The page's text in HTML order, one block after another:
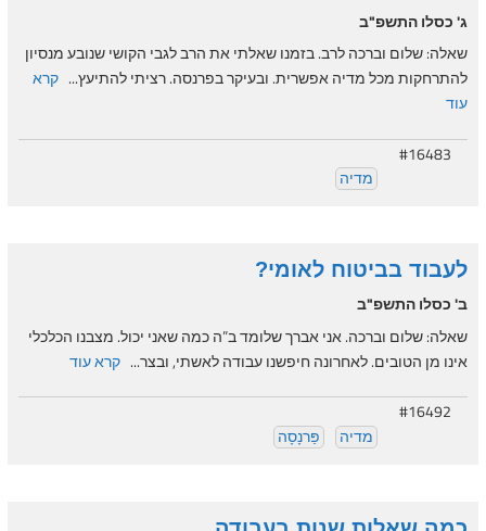
ג' כסלו התשפ"ב
שאלה: שלום וברכה לרב. בזמנו שאלתי את הרב לגבי הקושי שנובע מנסיון
להתרחקות מכל מדיה אפשרית. ובעיקר בפרנסה. רציתי להתיעץ... קרא
עוד
#16483
מדיה
לעבוד בביטוח לאומי?
ב' כסלו התשפ"ב
שאלה: שלום וברכה. אני אברך שלומד ב”ה כמה שאני יכול. מצבנו הכלכלי
אינו מן הטובים. לאחרונה חיפשנו עבודה לאשתי, ובצר... קרא עוד
#16492
מדיה
פַּרנָסָה